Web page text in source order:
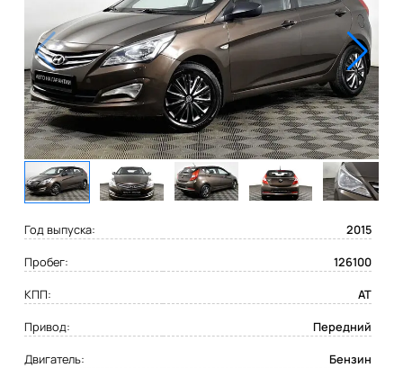
Год выпуска:
2015
Пробег:
126100
КПП:
AT
Привод:
Передний
Двигатель:
Бензин